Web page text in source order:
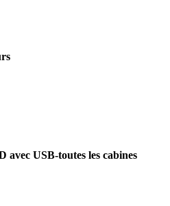
avec USB-toutes les cabines